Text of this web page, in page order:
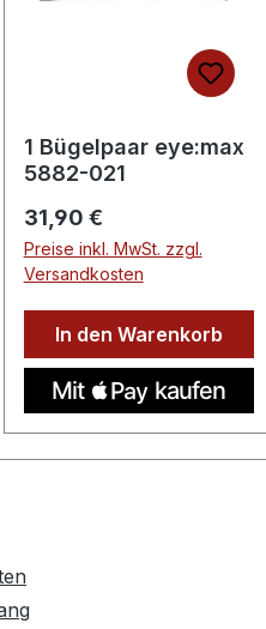
1 Bügelpaar eye:max
5882-021
Regulärer Preis:
31,90 €
Preise inkl. MwSt. zzgl.
Versandkosten
In den Warenkorb